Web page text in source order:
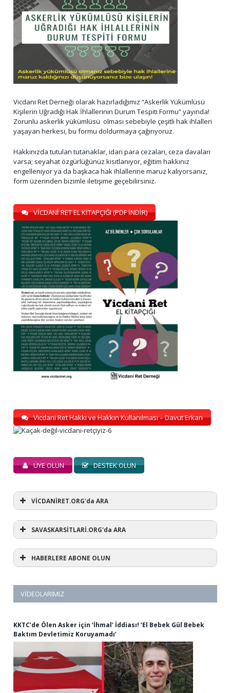
Vicdani Ret Derneği olarak hazırladığımız “Askerlik Yükümlüsü
Kişilerin Uğradığı Hak İhlallerinin Durum Tespiti Formu” yayında!
Zorunlu askerlik yükümlüsü olması sebebiyle çeşitli hak ihlalleri
yaşayan herkesi, bu formu doldurmaya çağırıyoruz.
Hakkınızda tutulan tutanaklar, idari para cezaları, ceza davaları
varsa; seyahat özgürlüğünüz kısıtlanıyor, eğitim hakkınız
engelleniyor ya da başkaca hak ihlallerine maruz kalıyorsanız,
form üzerinden bizimle iletişime geçebilirsiniz.
VİCDANİ RET EL KİTAPÇIĞI (PDF İNDİR)
Vicdani Ret Hakkı ve Hakkın Kullanılması – Davut Erkan
ÜYE OLUN DESTEK OLUN
VİCDANİRET.ORG'da ARA
SAVASKARSİTLARİ.ORG'da ARA
HABERLERE ABONE OLUN
VIDEOLARIMIZ
KKTC’de Ölen Asker için ‘İhmal’ İddiası! ‘El Bebek Gül Bebek
Baktım Devletimiz Koruyamadı’